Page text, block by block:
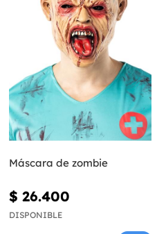
Máscara de zombie
$ 26.400
DISPONIBLE